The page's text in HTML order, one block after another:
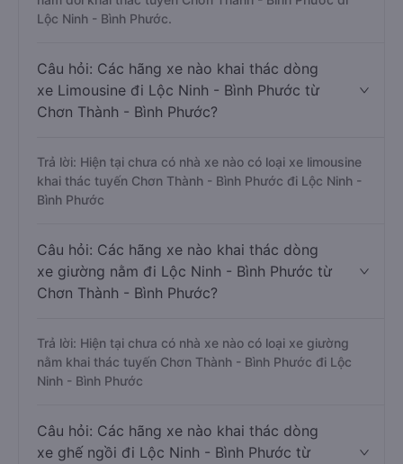
Lộc Ninh - Bình Phước.
Câu hỏi: Các hãng xe nào khai thác dòng
xe Limousine đi Lộc Ninh - Bình Phước từ
Chơn Thành - Bình Phước?
Trả lời: Hiện tại chưa có nhà xe nào có loại xe limousine
khai thác tuyến Chơn Thành - Bình Phước đi Lộc Ninh -
Bình Phước
Câu hỏi: Các hãng xe nào khai thác dòng
xe giường nằm đi Lộc Ninh - Bình Phước từ
Chơn Thành - Bình Phước?
Trả lời: Hiện tại chưa có nhà xe nào có loại xe giường
nằm khai thác tuyến Chơn Thành - Bình Phước đi Lộc
Ninh - Bình Phước
Câu hỏi: Các hãng xe nào khai thác dòng
xe ghế ngồi đi Lộc Ninh - Bình Phước từ